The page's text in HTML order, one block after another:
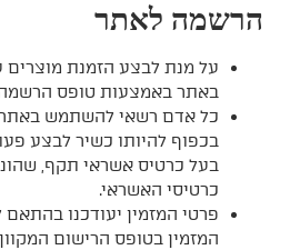
הרשמה לאתר
על מנת לבצע הזמנת מוצרים
באתר באמצעות טופס הרשמה
כל אדם רשאי להשתמש באתר,
בכפוף להיותו כשיר לבצע
בעל כרטיס אשראי תקף,
כרטיסי האשראי.
פרטי המזמין יעודכנו בהתאם
המזמין בטופס הרישום